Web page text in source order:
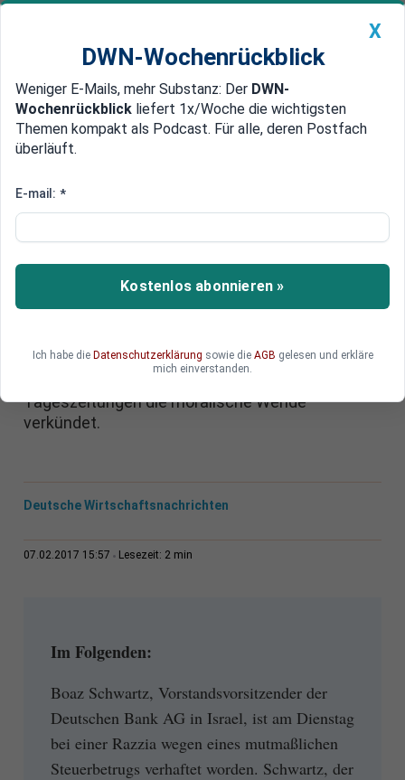
Newsticker MEIN DWN: Geldanlage Premium
Edelmetalle DWN-Magazin China
Verdacht des Steuerbetrugs
Chef der Deutschen Bank Israel
bei Razzia verhaftet
Die israelischen Behörden haben bei der
angeblichen Steuerbetrug. Erst vor wenigen
Tageszeitungen die moralische Wende
verkündet.
Deutsche Wirtschaftsnachrichten
07.02.2017 15:57 Lesezeit: 2 min
Im Folgenden:
Boaz Schwartz, Vorstandsvorsitzender der
Deutschen Bank AG in Israel, ist am Dienstag
bei einer Razzia wegen eines mutmaßlichen
Steuerbetrugs verhaftet worden. Schwartz, der
X
DWN-Wochenrückblick
Weniger E-Mails, mehr Substanz: Der DWN-
Wochenrückblick liefert 1x/Woche die wichtigsten
Themen kompakt als Podcast. Für alle, deren Postfach
überläuft.
E-mail: *
Kostenlos abonnieren »
Ich habe die Datenschutzerklärung sowie die AGB gelesen und erkläre
mich einverstanden.